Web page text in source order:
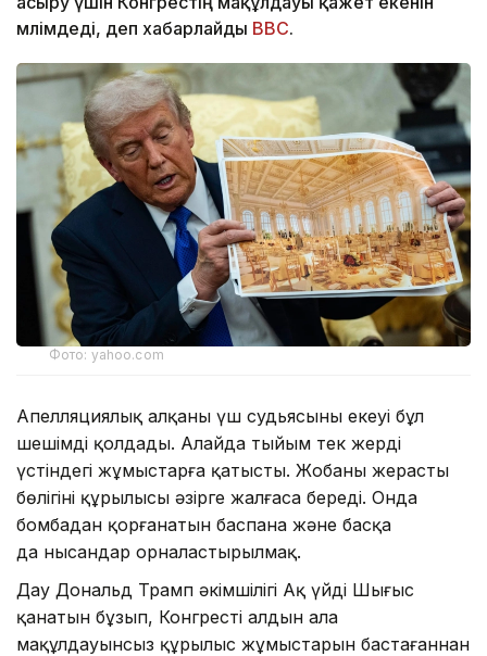
мәлімдеді, деп хабарлайды BBC.
Фото: yahoo.com
Апелляциялық алқаның үш судьясының екеуі бұл
шешімді қолдады. Алайда тыйым тек жердің
үстіндегі жұмыстарға қатысты. Жобаның жерасты
бөлігінің құрылысы әзірге жалғаса береді. Онда
бомбадан қорғанатын баспана және басқа
да нысандар орналастырылмақ.
Дау Дональд Трамп әкімшілігі Ақ үйдің Шығыс
қанатын бұзып, Конгрестің алдын ала
мақұлдауынсыз құрылыс жұмыстарын бастағаннан